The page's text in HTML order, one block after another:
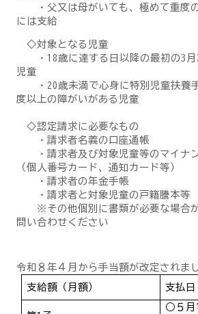
・父又は母がいても、極めて重度
には支給
◇対象となる児童
・18歳に達する日以降の最初の3月
児童
・20歳未満で心身に特別児童扶養
度以上の障がいがある児童
◇認定請求に必要なもの
・請求者名義の口座通帳
・請求者及び対象児童等のマイナ
（個人番号カード、通知カード等）
・請求者の年金手帳
・請求者と対象児童の戸籍謄本等
※その他個別に書類が必要な場合が
問い合わせください
令和８年４月から手当額が改定されま
支給額（月額）
支払日
○５月